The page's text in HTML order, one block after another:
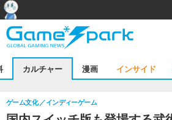
カルチャー 漫画 インサイド
ゲーム文化 インディーゲーム